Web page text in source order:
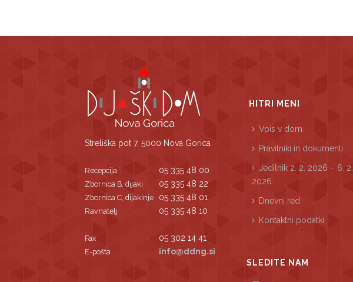
Streliška pot 7, 5000 Nova Gorica
Recepcija 05 335 48 00
Zbornica B, dijaki 05 335 48 22
Zbornica C, dijakinje 05 335 48 01
Ravnatelj 05 335 48 10
Fax 05 302 14 41
E-pošta info@ddng.si
HITRI MENI
Vpis v dom
Pravilniki in dokumenti
Jedilnik 2. 2. 2026 – 6. 2.
2026
Dnevni red
Kontaktni podatki
SLEDITE NAM